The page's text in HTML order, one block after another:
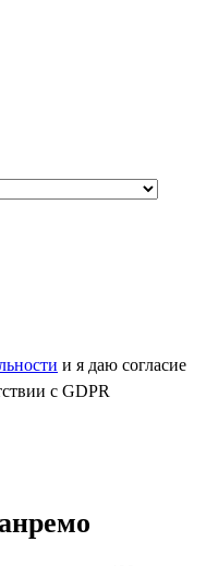
и я даю согласие
с GDPR